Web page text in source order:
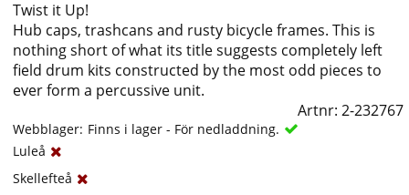
Twist it Up!
Hub caps, trashcans and rusty bicycle frames. This is
nothing short of what its title suggests completely left
field drum kits constructed by the most odd pieces to
ever form a percussive unit.
Artnr:2-232767
Webblager: Finns i lager - För nedladdning.
Luleå
Skellefteå